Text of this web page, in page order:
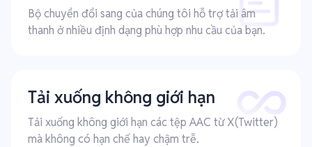
Bộ chuyển đổi sang của chúng tôi hỗ trợ tải âm
thanh ở nhiều định dạng phù hợp nhu cầu của bạn.
Tải xuống không giới hạn
Tải xuống không giới hạn các tệp AAC từ X(Twitter)
mà không có hạn chế hay chậm trễ.